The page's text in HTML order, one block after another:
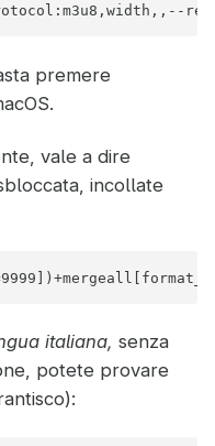
premere
vale a dire
incollate
italiana, senza
potete provare